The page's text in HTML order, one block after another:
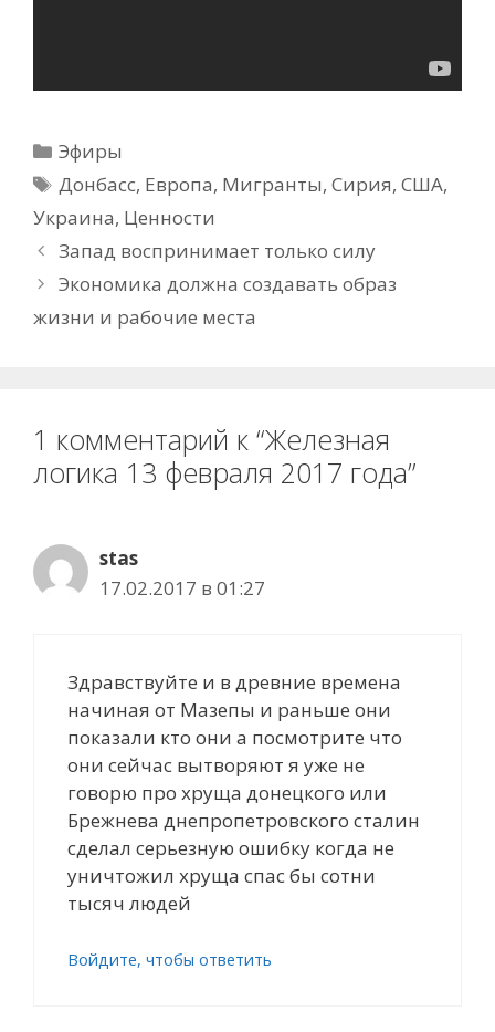
Рубрики
Эфиры
Метки
Донбасс, Европа, Мигранты,Сирия,США,
Украина, Ценности
Запад воспринимает только силу
Экономика должна создавать образ
жизни и рабочие места
1 комментарий к “Железная
логика 13 февраля 2017 года”
stas
17.02.2017 в 01:27
Здравствуйте и в древние времена
начиная от Мазепы и раньше они
показали кто они а посмотрите что
они сейчас вытворяют я уже не
говорю про хруща донецкого или
Брежнева днепропетровского сталин
сделал серьезную ошибку когда не
уничтожил хруща спас бы сотни
тысяч людей
Войдите, чтобы ответить